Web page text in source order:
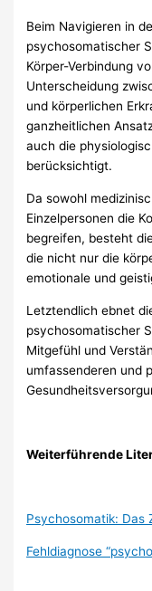
Beim Navigieren in
psychosomatischer
Körper-Verbindung
Unterscheidung
und körperlichen
ganzheitlichen
auch die
berücksichtigt.
Da sowohl
Einzelpersonen die
begreifen, besteht
die nicht nur die
emotionale und
Letztendlich ebnet
psychosomatischer
Mitgefühl und
umfassenderen und
Weiterführende
Psychosomatik: Das
Fehldiagnose